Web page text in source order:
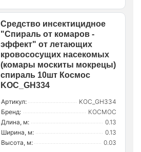
Средство инсектицидное
"Спираль от комаров -
эффект" от летающих
кровососущих насекомых
(комары москиты мокрецы)
спираль 10шт Космос
KOC_GH334
Артикул:
KOC_GH334
Бренд:
КОСМОС
Длина, м:
0.13
Ширина, м:
0.13
Высота, м:
0.03